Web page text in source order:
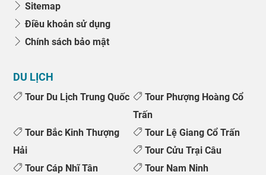
Sitemap
Điều khoản sử dụng
Chính sách bảo mật
DU LỊCH
Tour Du Lịch Trung Quốc
Tour Phượng Hoàng Cổ
Trấn
Tour Bắc Kinh Thượng
Hải
Tour Lệ Giang Cổ Trấn
Tour Cửu Trại Câu
Tour Cáp Nhĩ Tân
Tour Nam Ninh